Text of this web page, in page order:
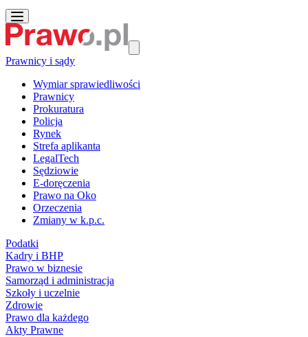
Prawnicy i sądy
Wymiar sprawiedliwości
Prawnicy
Prokuratura
Policja
Rynek
Strefa aplikanta
LegalTech
Sędziowie
E-doręczenia
Prawo na Oko
Orzeczenia
Zmiany w k.p.c.
Podatki
Kadry i BHP
Prawo w biznesie
Samorząd i administracja
Szkoły i uczelnie
Zdrowie
Prawo dla każdego
Akty Prawne